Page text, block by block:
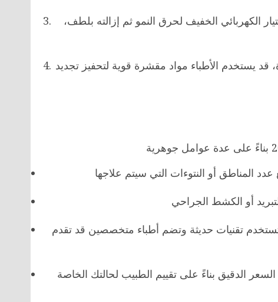
الكهربائي الخفيف لحرق النمو ثم إزالته بلطف،
يستخدم الأطباء مواد مقشرة قوية لتحفيز تجديد
تستخدم تقنيات حديثة وتضم أطباء متخصصين قد تقدم